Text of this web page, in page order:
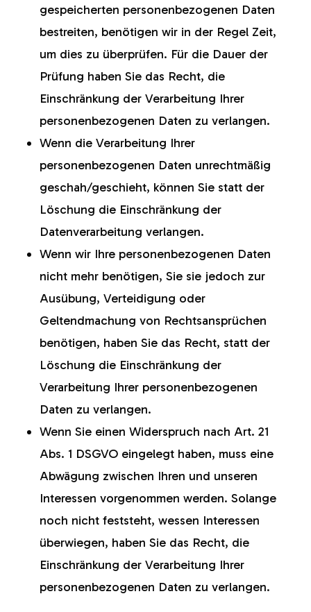
gespeicherten personenbezogenen Daten
bestreiten, benötigen wir in der Regel Zeit,
um dies zu überprüfen. Für die Dauer der
Prüfung haben Sie das Recht, die
Einschränkung der Verarbeitung Ihrer
personenbezogenen Daten zu verlangen.
Wenn die Verarbeitung Ihrer
personenbezogenen Daten unrechtmäßig
geschah/geschieht, können Sie statt der
Löschung die Einschränkung der
Datenverarbeitung verlangen.
Wenn wir Ihre personenbezogenen Daten
nicht mehr benötigen, Sie sie jedoch zur
Ausübung, Verteidigung oder
Geltendmachung von Rechtsansprüchen
benötigen, haben Sie das Recht, statt der
Löschung die Einschränkung der
Verarbeitung Ihrer personenbezogenen
Daten zu verlangen.
Wenn Sie einen Widerspruch nach Art. 21
Abs. 1 DSGVO eingelegt haben, muss eine
Abwägung zwischen Ihren und unseren
Interessen vorgenommen werden. Solange
noch nicht feststeht, wessen Interessen
überwiegen, haben Sie das Recht, die
Einschränkung der Verarbeitung Ihrer
personenbezogenen Daten zu verlangen.